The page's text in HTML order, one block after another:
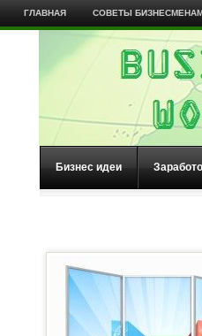
ГЛАВНАЯ СОВЕТЫ
Бизнес идеи